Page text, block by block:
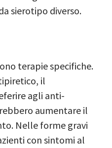
sierotipo diverso.
terapie specifiche.
il
agli anti-
aumentare il
Nelle forme gravi
con sintomi al